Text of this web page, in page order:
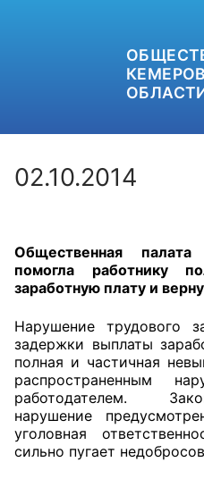
Главная
02.10.2014
Общественная
помогла работнику
заработную плату и
Нарушение трудового
задержки выплаты
полная и частичная
распространенным
работодателем.
нарушение
уголовная
сильно пугает